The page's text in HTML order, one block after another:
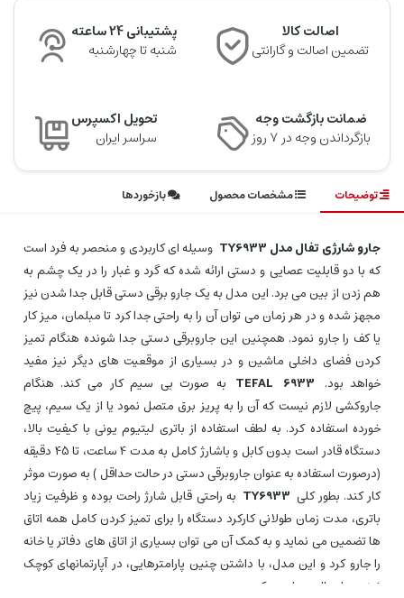
اصالت کالا
تضمین اصالت و گارانتی
پشتیبانی 24 ساعته
شنبه تا چهارشنبه
ضمانت بازگشت وجه
بازگرداندن وجه در ۷ روز
تحویل اکسپرس
سراسر ایران
توضیحات مشخصات محصول بازخوردها
جارو شارژی تفال مدل TY6933
وسیله ای کاربردی و منحصر به فرد است
که با دو قابلیت عصایی و دستی ارائه شده که گرد و غبار را در یک چشم به
هم زدن از بین می برد. این مدل به یک جارو برقی دستی قابل جدا شدن نیز
مجهز شده و در هر زمان می توان آن را به راحتی جدا کرد تا مبلمان، میز کار
یا کف را جارو نمود. همچنین این جاروبرقی دستی جدا شونده هنگام تمیز
کردن فضای داخلی ماشین و در بسیاری از موقعیت های دیگر نیز مفید
خواهد بود.
TEFAL 6933
به صورت بی سیم کار می کند. هنگام
جاروکشی لازم نیست که آن را به پریز برق متصل نمود یا از یک سیم، پیچ
خورده استفاده کرد. به لطف استفاده از باتری لیتیوم یونی با کیفیت بالا،
دستگاه قادر است بدون کابل و باشارژ کامل به مدت 4 ساعت، تا 45 دقیقه
(درصورت استفاده به عنوان جاروبرقی دستی در حالت حداقل ) به صورت موثر
کار کند. بطور کلی TY6933 به راحتی قابل شارژ راحت بوده و ظرفیت زیاد
باتری، مدت زمان طولانی کارکرد دستگاه را برای تمیز کردن کامل همه اتاق
ها تضمین می نماید و به کمک آن می توان بسیاری از اتاق های دفاتر یا خانه
را جارو کرد و این مدل، با داشتن چنین پارامترهایی، در آپارتمانهای کوچک
نیز بسیار عالی عمل می کند.